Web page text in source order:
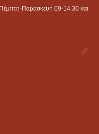
Παρασκευή 09-14.30 και